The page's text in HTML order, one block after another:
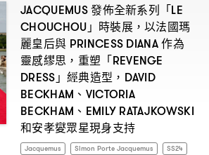
JACQUEMUS發佈全新系列「LE
CHOUCHOU 」時裝展，以法國瑪
麗皇后與 PRINCESS DIANA作為
靈感繆思 ， 重塑「REVENGE
DRESS 」經典造型 ，DAVID
BECKHAM 、 VICTORIA
BECKHAM 、 EMILY RATAJKOWSKI
和安孝夑眾星現身支持
Jacquemus Simon Porte Jacquemus SS24